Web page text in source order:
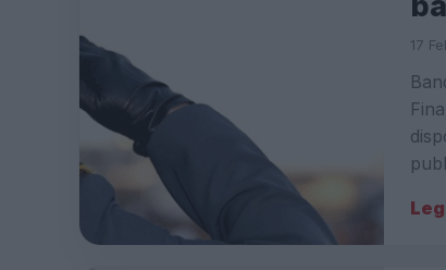
17